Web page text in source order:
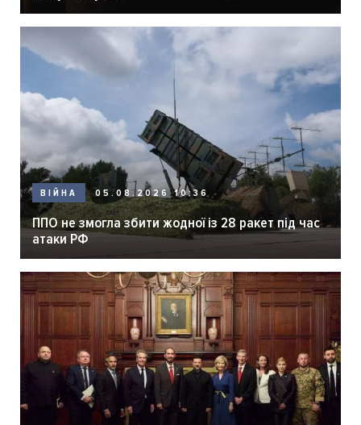
ВІЙНА 05.08.2026 10:36
ППО не змогла збити жодної із 28 ракет під час
атаки РФ